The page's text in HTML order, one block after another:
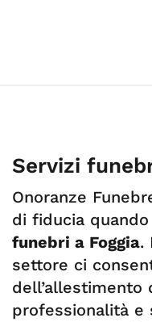
Servizi
Onoranze
di fiducia
funebri a Foggia.
settore ci
dell’allestimento
professionalità e